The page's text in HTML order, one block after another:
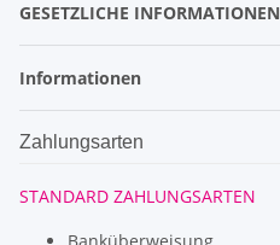
GESETZLICHE INFORMATIONEN
Informationen
Zahlungsarten
STANDARD ZAHLUNGSARTEN